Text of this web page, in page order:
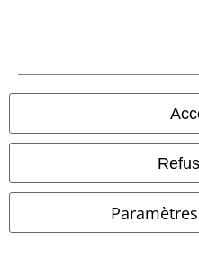
Offre pour toi
EMP Backstage Club